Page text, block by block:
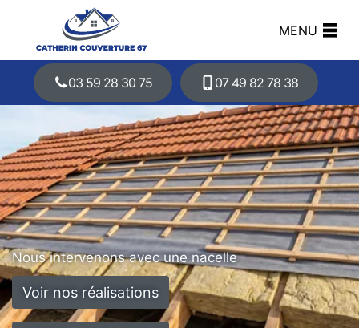
MENU
03 59 28 30 75 07 49 82 78 38
Nous intervenons avec une nacelle
Voir nos réalisations